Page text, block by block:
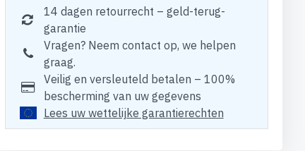
14 dagen retourrecht – geld-terug-
garantie
Vragen? Neem contact op, we helpen
graag.
Veilig en versleuteld betalen – 100%
bescherming van uw gegevens
Lees uw wettelijke garantierechten